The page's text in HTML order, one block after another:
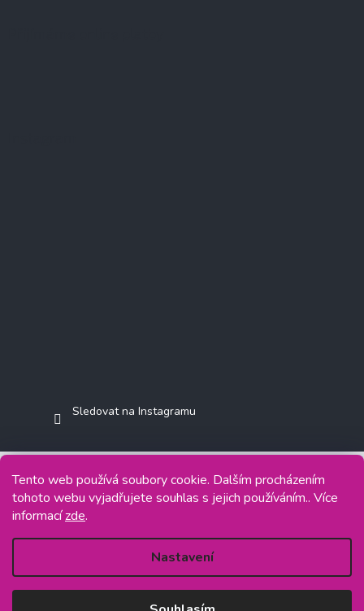
Tento web používá soubory cookie. Dalším procházením
tohoto webu vyjadřujete souhlas s jejich používáním.. Více
informacízde.
Nastavení
Sledovat na Instagramu
Copyright 2026Jasminkashop.cz. Všechna práva vyhrazena.
Vytvořil Shoptet